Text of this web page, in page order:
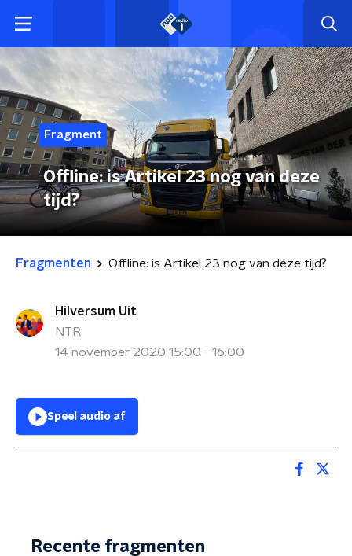
Fragment
Offline: is Artikel 23 nog van deze
tijd?
Fragmenten Offline: is Artikel 23 nog van deze tijd?
Hilversum Uit
NTR
14 november 2020 15:00 - 16:00
Speel audio af
Recente fragmenten